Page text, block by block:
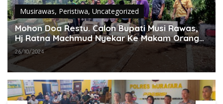
Musirawas, Peristiwa, Uncategorized
Mohon Doa Restu. Calon Bupati Musi Rawas,
Hj Ratna Machmud Nyekar Ke Makam Orang
Tua Pangeran Amin di Muara Kati Dan Depati
Pengrajin, Lamadi Serta Lamajida Di Tanjung
Ning
26/10/2024